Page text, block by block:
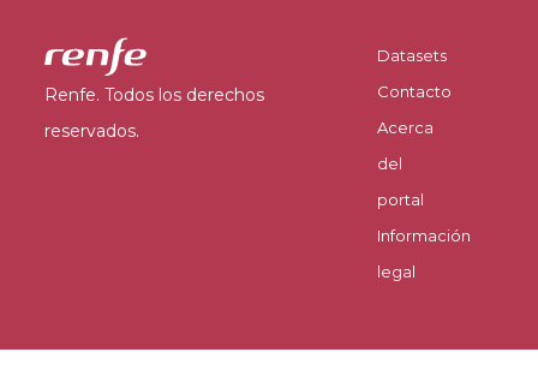
Renfe. Todos los derechos
reservados.
Datasets
Contacto
Acerca
del
portal
Información
legal